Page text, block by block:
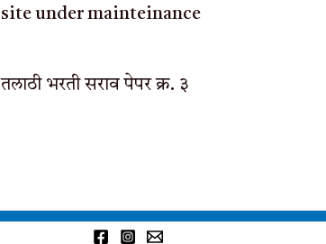
site under mainteinance
तलाठी भरती सराव पेपर क्र. ३